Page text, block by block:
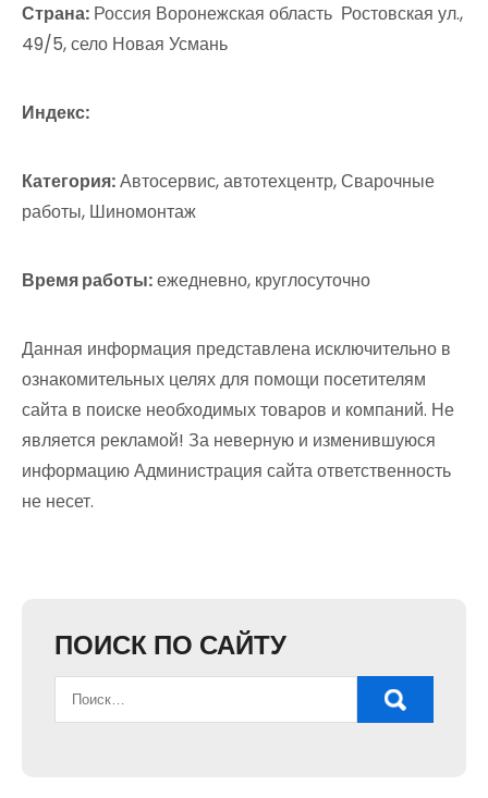
Страна: Россия Воронежская область Ростовская ул.,
49/5, село Новая Усмань
Индекс:
Категория:Автосервис, автотехцентр, Сварочные
работы, Шиномонтаж
Время работы:ежедневно, круглосуточно
Данная информация представлена исключительно в
ознакомительных целях для помощи посетителям
сайта в поиске необходимых товаров и компаний. Не
является рекламой! За неверную и изменившуюся
информацию Администрация сайта ответственность
не несет.
ПОИСК ПО САЙТУ